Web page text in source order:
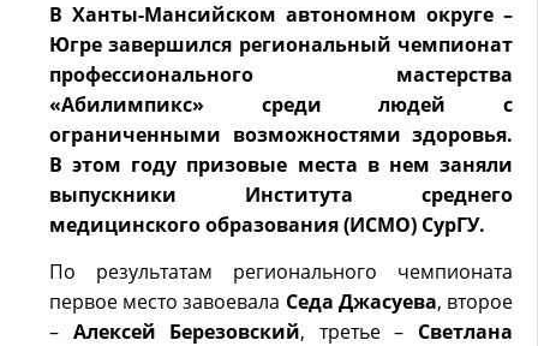
В Ханты-Мансийском автономном округе –
Югре завершился региональный чемпионат
профессионального мастерства
«Абилимпикс» среди людей с
ограниченными возможностями здоровья.
В этом году призовые места в нем заняли
выпускники Института среднего
медицинского образования (ИСМО) СурГУ.
По результатам регионального чемпионата
первое место завоевала Седа Джасуева, второе
– Алексей Березовский, третье – Светлана